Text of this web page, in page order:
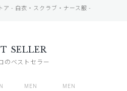
ア - 白衣・スクラブ・ナース服 -
SELLER
のベストセラー
MEN MEN